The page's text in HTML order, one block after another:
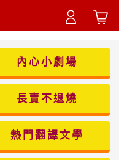
內心小劇場
長賣不退燒
熱門翻譯文學